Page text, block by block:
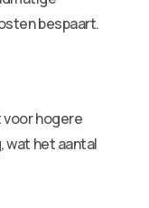
bespaart.
hogere
wat het aantal